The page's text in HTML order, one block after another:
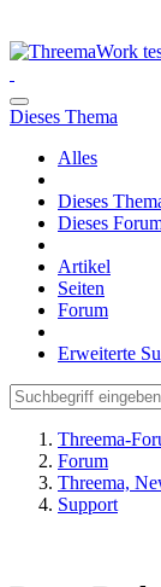
Dieses Thema
Alles
Dieses
Dieses
Artikel
Seiten
Forum
Erweiterte
Threema-
Forum
Threema,
Support